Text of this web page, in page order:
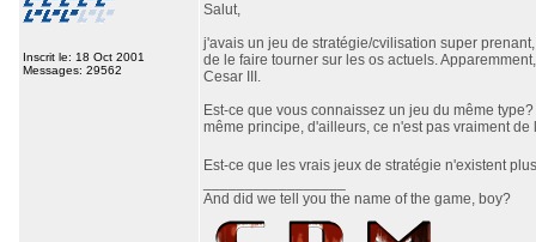
Inscrit le: 18 Oct 2001
Messages: 29562
Salut,
j'avais un jeu de stratégie/cvilisation super
de le faire tourner sur les os actuels.
Cesar III.
Est-ce que vous connaissez un jeu du même
même principe, d'ailleurs, ce n'est pas vraiment
Est-ce que les vrais jeux de stratégie n'existent
And did we tell you the name of the game, boy?